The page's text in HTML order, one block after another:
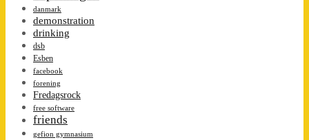
danmark
demonstration
drinking
dsb
Esben
facebook
forening
Fredagsrock
free software
friends
gefion gymnasium